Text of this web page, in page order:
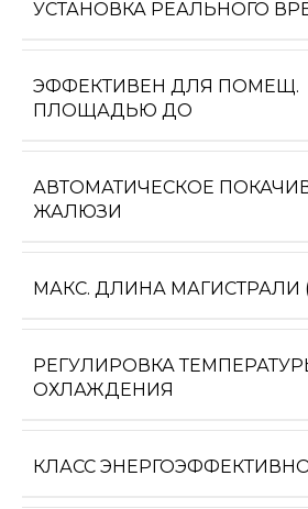
УСТАНОВКА РЕАЛЬНОГО
ЭФФЕКТИВЕН ДЛЯ ПОМЕЩ.
ПЛОЩАДЬЮ ДО
АВТОМАТИЧЕСКОЕ
ЖАЛЮЗИ
МАКС. ДЛИНА МАГИСТРАЛИ
РЕГУЛИРОВКА
ОХЛАЖДЕНИЯ
КЛАСС